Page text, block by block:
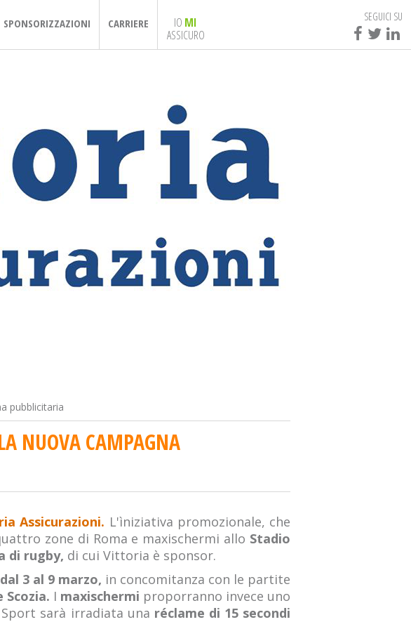
SPONSORIZZAZIONI CARRIERE IO MI
ASSICURO
SEGUICI SU
pubblicitaria
NUOVA CAMPAGNA
Assicurazioni. L'ìniziativa promozionale, che
zone di Roma e maxischermi allo Stadio
di rugby, di cui Vittoria è sponsor.
dal 3 al 9 marzo, in concomitanza con le partite
I maxischermi proporranno invece uno
sarà irradiata una réclame di 15 secondi